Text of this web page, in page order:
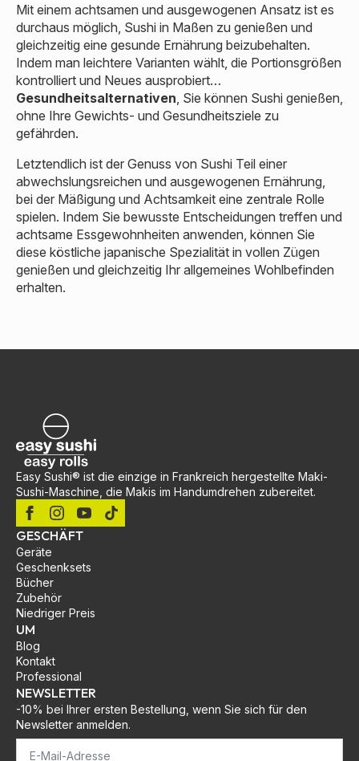
Mit einem achtsamen und ausgewogenen Ansatz ist es
durchaus möglich, Sushi in Maßen zu genießen und
gleichzeitig eine gesunde Ernährung beizubehalten.
Indem man leichtere Varianten wählt, die Portionsgrößen
kontrolliert und Neues ausprobiert…
Gesundheitsalternativen , Sie können Sushi genießen,
ohne Ihre Gewichts- und Gesundheitsziele zu
gefährden.
Letztendlich ist der Genuss von Sushi Teil einer
abwechslungsreichen und ausgewogenen Ernährung,
bei der Mäßigung und Achtsamkeit eine zentrale Rolle
spielen. Indem Sie bewusste Entscheidungen treffen und
achtsame Essgewohnheiten anwenden, können Sie
diese köstliche japanische Spezialität in vollen Zügen
genießen und gleichzeitig Ihr allgemeines Wohlbefinden
erhalten.
Easy Sushi® ist die einzige in Frankreich hergestellte Maki-
Sushi-Maschine, die Makis im Handumdrehen zubereitet.
GESCHÄFT
Geräte
Geschenksets
Bücher
Zubehör
Niedriger Preis
UM
Blog
Kontakt
Professional
NEWSLETTER
-10% bei Ihrer ersten Bestellung, wenn Sie sich für den
Newsletter anmelden.